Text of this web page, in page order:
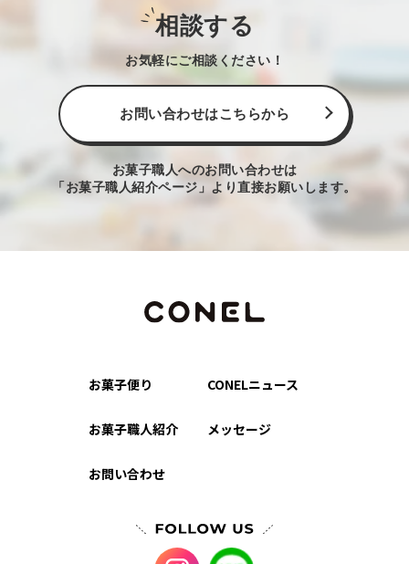
相談する
お気軽にご相談ください！
お問い合わせはこちらから
お菓子職人へのお問い合わせは
「お菓子職人紹介ページ」より直接お願いします。
お菓子便り CONELニュース
お菓子職人紹介 メッセージ
お問い合わせ